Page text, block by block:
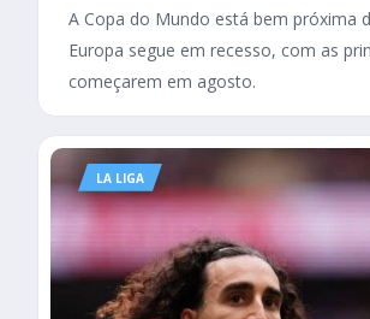
A Copa do Mundo está bem próxima
Europa segue em recesso, com as
começarem em agosto.
LA LIGA